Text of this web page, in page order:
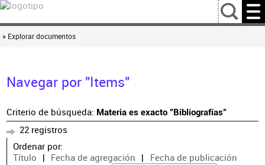
…
» Explorar documentos
Navegar por "Items"
Criterio de búsqueda: Materia es exacto "Bibliografías"
22 registros
Ordenar por:
Título
Fecha de agregación
Fecha de publicación